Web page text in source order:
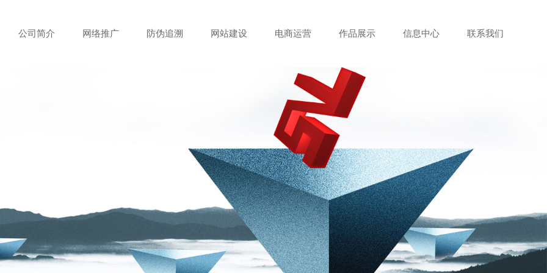
公司简介 网络推广 防伪追溯 网站建设 电商运营 作品展示 信息中心 联系我们